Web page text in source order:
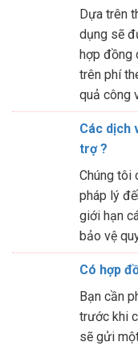
Dựa trên
dụng sẽ
hợp đồng
trên phí
quả công
Các dịch
trợ ?
Chúng tôi
pháp lý
giới hạn
bảo vệ
Có hợp
Bạn cần
trước khi
sẽ gửi